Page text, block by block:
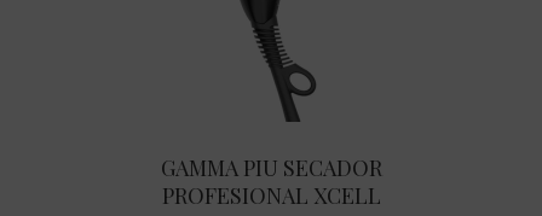
GAMMA PIU SECADOR
PROFESIONAL XCELL